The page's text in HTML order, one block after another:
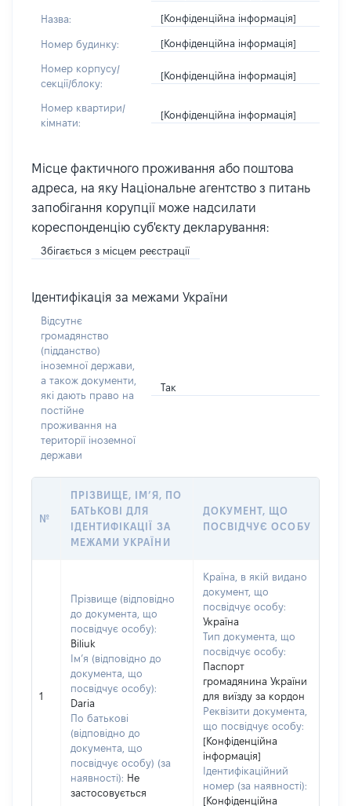
Назва: [Конфіденційна інформація]
Номер будинку: [Конфіденційна інформація]
Номер корпусу/
секції/блоку:
[Конфіденційна інформація]
Номер квартири/
кімнати:
[Конфіденційна інформація]
Місце фактичного проживання або поштова
адреса, на яку Національне агентство з питань
запобігання корупції може надсилати
кореспонденцію суб'єкту декларування:
Збігається з місцем реєстрації
Ідентифікація за межами України
Відсутнє
громадянство
(підданство)
іноземної держави,
а також документи,
які дають право на
постійне
проживання на
території іноземної
держави
Так
№
ПРІЗВИЩЕ, ІМ’Я, ПО
БАТЬКОВІ ДЛЯ
ІДЕНТИФІКАЦІЇ ЗА
МЕЖАМИ УКРАЇНИ
ДОКУМЕНТ, ЩО
ПОСВІДЧУЄ ОСОБУ
1
Прізвище (відповідно
до документа, що
посвідчує особу):
Biliuk
Ім’я (відповідно до
документа, що
посвідчує особу):
Daria
По батькові
(відповідно до
документа, що
посвідчує особу) (за
наявності): Не
застосовується
Країна, в якій видано
документ, що
посвідчує особу:
Україна
Тип документа, що
посвідчує особу:
Паспорт
громадянина України
для виїзду за кордон
Реквізити документа,
що посвідчує особу:
[Конфіденційна
інформація]
Ідентифікаційний
номер (за наявності):
[Конфіденційна